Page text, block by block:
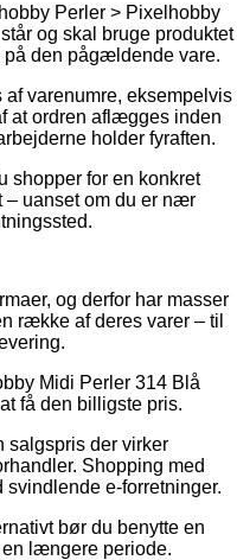
Perler > Pixelhobby
og skal bruge produktet
på den pågældende vare.
varenumre, eksempelvis
at ordren aflægges inden
holder fyraften.
shopper for en konkret
– uanset om du er nær
og derfor har masser
række af deres varer – til
Midi Perler 314 Blå
få den billigste pris.
salgspris der virker
Shopping med
e-forretninger.
bør du benytte en
længere periode.